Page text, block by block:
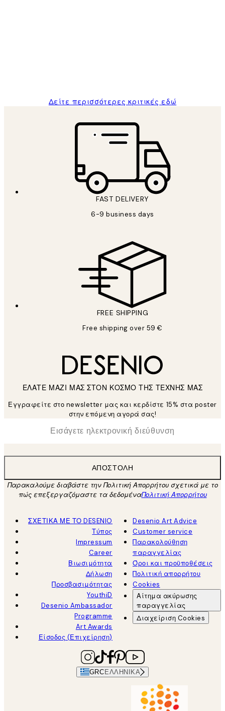
Δείτε περισσότερες κριτικές εδώ
FAST DELIVERY
6-9 business days
FREE SHIPPING
Free shipping over 59 €
ΕΛΑΤΕ ΜΑΖΙ ΜΑΣ ΣΤΟΝ ΚΟΣΜΟ ΤΗΣ ΤΕΧΝΗΣ ΜΑΣ
Εγγραφείτε στο newsletter μας και κερδίστε 15% στα poster
στην επόμενη αγορά σας!
Ηλεκτρονική Διεύθυνση
ΑΠΟΣΤΟΛΉ
Παρακαλούμε διαβάστε την Πολιτική Απορρήτου σχετικά με το
πώς επεξεργαζόμαστε τα δεδομέναΠολιτική Απορρήτου
ΣΧΕΤΙΚΑ ΜΕ ΤΟ DESENIO
Τύπος
Impressum
Career
Βιωσιμότητα
Δήλωση
Προσβασιμότητας
YouthiD
Desenio Ambassador
Programme
Art Awards
Είσοδος (Επιχείρηση)
Desenio Art Advice
Customer service
Παρακολούθηση
παραγγελίας
Όροι και προϋποθέσεις
Πολιτική απορρήτου
Cookies
Αίτημα ακύρωσης
παραγγελίας
Διαχείριση Cookies
GRC ΕΛΛΗΝΙΚΆ